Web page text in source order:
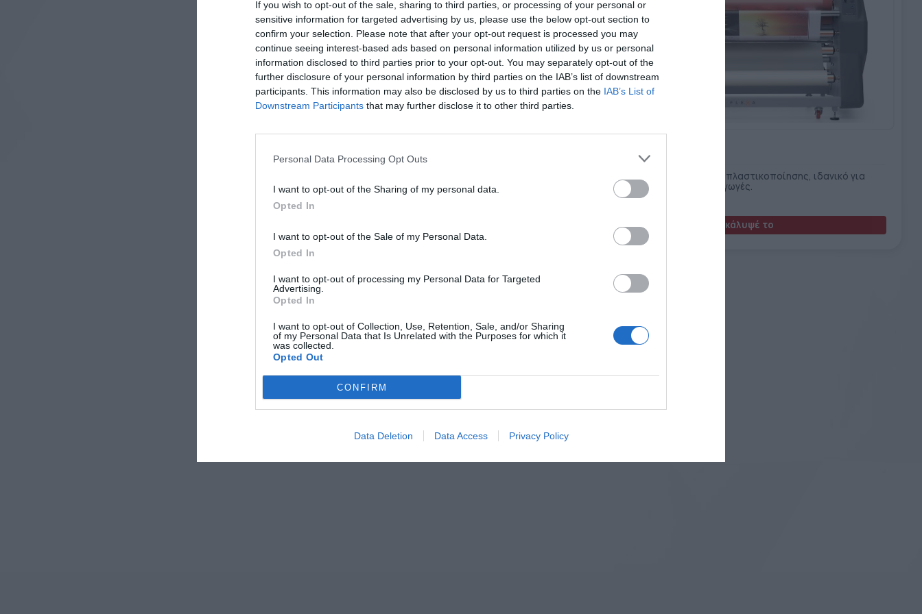
If you wish to opt-out of the sale, sharing to third parties, or processing of your personal or
sensitive information for targeted advertising by us, please use the below opt-out section to
confirm your selection. Please note that after your opt-out request is processed you may
continue seeing interest-based ads based on personal information utilized by us or personal
information disclosed to third parties prior to your opt-out. You may separately opt-out of the
further disclosure of your personal information by third parties on the IAB’s list of downstream
participants. This information may also be disclosed by us to third parties on the IAB’s List of
Downstream Participants that may further disclose it to other third parties.
Personal Data Processing Opt Outs
I want to opt-out of the Sharing of my personal data.
Opted In
I want to opt-out of the Sale of my Personal Data.
Opted In
I want to opt-out of processing my Personal Data for Targeted
Advertising.
Opted In
I want to opt-out of Collection, Use, Retention, Sale, and/or Sharing
of my Personal Data that Is Unrelated with the Purposes for which it
was collected.
Opted Out
CONFIRM
Data Deletion Data Access Privacy Policy
επικόλληση, αυτοκόλλητα διπλής όψεως, ταινίες μεταφοράς,
έγχρωμο PVC.
Σύστημα θερμής και ψυχρής πλαστικοποίησης, ιδανικό για
κανονικές και μεγάλες παραγωγές.
Ανακάλυψέ το